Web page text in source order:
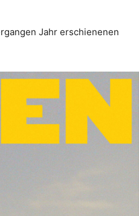
Jahr erschienenen